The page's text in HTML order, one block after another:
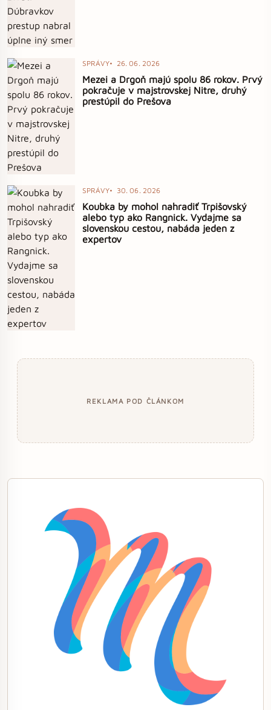
SPRÁVY 26. 06. 2026
Mezei a Drgoň majú spolu 86 rokov. Prvý
pokračuje v majstrovskej Nitre, druhý
prestúpil do Prešova
SPRÁVY 30. 06. 2026
Koubka by mohol nahradiť Trpišovský
alebo typ ako Rangnick. Vydajme sa
slovenskou cestou, nabáda jeden z
expertov
REKLAMA POD ČLÁNKOM